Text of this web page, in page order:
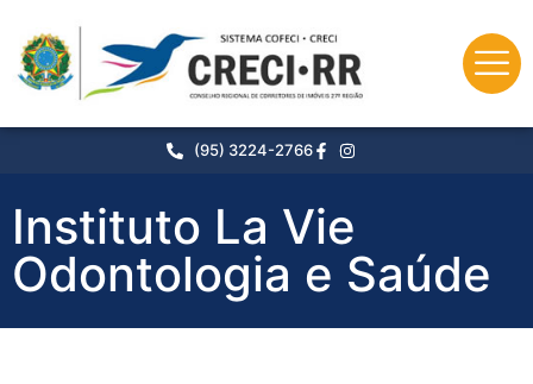
(95) 3224-2766
Instituto La Vie
Odontologia e Saúde